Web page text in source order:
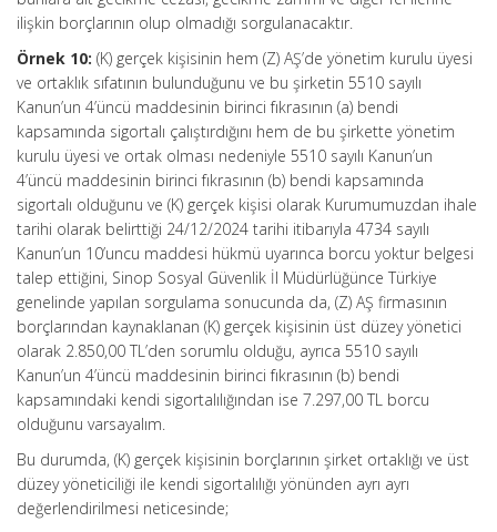
ilişkin borçlarının olup olmadığı sorgulanacaktır.
Örnek 10: (K) gerçek kişisinin hem (Z) AŞ’de yönetim kurulu üyesi
ve ortaklık sıfatının bulunduğunu ve bu şirketin 5510 sayılı
Kanun’un 4’üncü maddesinin birinci fıkrasının (a) bendi
kapsamında sigortalı çalıştırdığını hem de bu şirkette yönetim
kurulu üyesi ve ortak olması nedeniyle 5510 sayılı Kanun’un
4’üncü maddesinin birinci fıkrasının (b) bendi kapsamında
sigortalı olduğunu ve (K) gerçek kişisi olarak Kurumumuzdan ihale
tarihi olarak belirttiği 24/12/2024 tarihi itibarıyla 4734 sayılı
Kanun’un 10’uncu maddesi hükmü uyarınca borcu yoktur belgesi
talep ettiğini, Sinop Sosyal Güvenlik İl Müdürlüğünce Türkiye
genelinde yapılan sorgulama sonucunda da, (Z) AŞ firmasının
borçlarından kaynaklanan (K) gerçek kişisinin üst düzey yönetici
olarak 2.850,00 TL’den sorumlu olduğu, ayrıca 5510 sayılı
Kanun’un 4’üncü maddesinin birinci fıkrasının (b) bendi
kapsamındaki kendi sigortalılığından ise 7.297,00 TL borcu
olduğunu varsayalım.
Bu durumda, (K) gerçek kişisinin borçlarının şirket ortaklığı ve üst
düzey yöneticiliği ile kendi sigortalılığı yönünden ayrı ayrı
değerlendirilmesi neticesinde;